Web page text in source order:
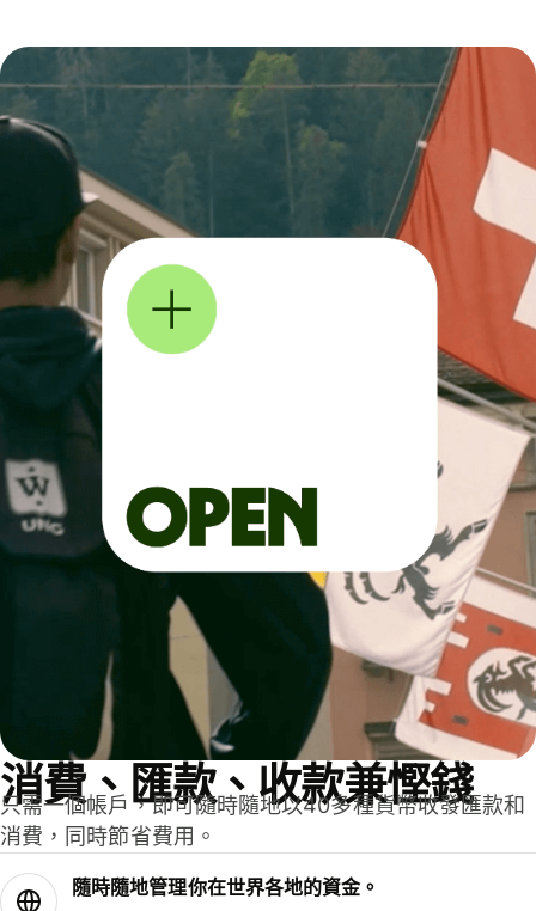
消費、匯款、收款兼慳錢
只需一個帳戶，即可隨時隨地以40多種貨幣收發匯款和
消費，同時節省費用。
隨時隨地管理你在世界各地的資金。